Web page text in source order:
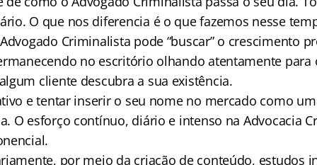
O que nos diferencia é o que fazemos nesse
Criminalista pode “buscar” o crescimento
no escritório olhando atentamente para
cliente descubra a sua existência.
e tentar inserir o seu nome no mercado como
O esforço contínuo, diário e intenso na Advocacia
por meio da criação de conteúdo, estudos